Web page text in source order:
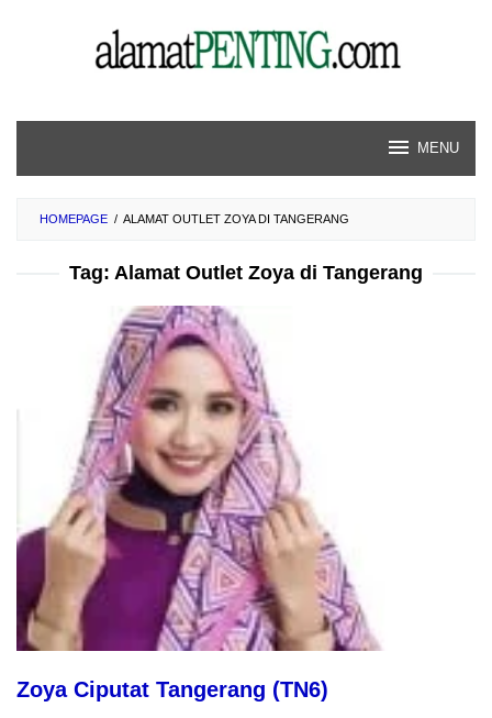
MENU
HOMEPAGE / ALAMAT OUTLET ZOYA DI TANGERANG
Tag: Alamat Outlet Zoya di Tangerang
Zoya Ciputat Tangerang (TN6)